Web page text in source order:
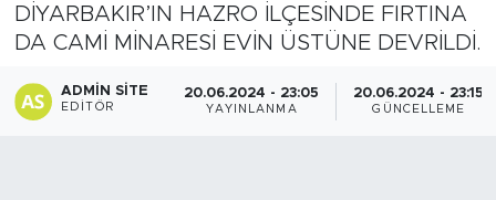
DİYARBAKIR’IN HAZRO İLÇESİNDE FIRTINA
DA CAMİ MİNARESİ EVİN ÜSTÜNE DEVRİLDİ.
ADMIN SITE
EDITÖR
20.06.2024 - 23:05
YAYINLANMA
20.06.2024 - 23:15
GÜNCELLEME
Yayladere-Yedisu
MD Prestij Dergisi
Son Dakika Haberleri
Haber Arşivi